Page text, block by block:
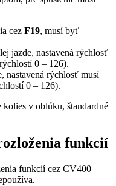
cez F19, musí byť
jazde, nastavená rýchlosť
0 – 126).
nastavená rýchlosť musí
0 – 126).
v oblúku, štandardné
funkcií
funkcií cez CV400 –